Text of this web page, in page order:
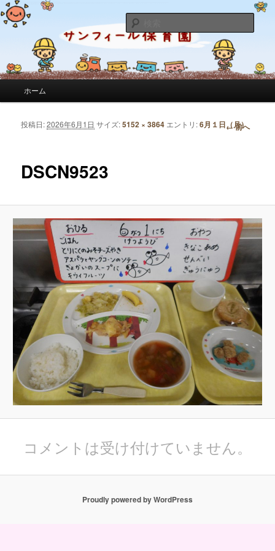
サンフィール保育園のブログ
サンフィール保育園のせんせいのブログです。園の日常を綴っています。
索
メインコンテンツへ移動
サブコンテンツへ移動
ホーム
画像ナビゲーション ← 前へ
DSCN9523
投稿日:2026年6月1日 サイズ:5152 × 3864 エントリ:6月１日（月）
コメントは受け付けていません。
Proudly powered by WordPress